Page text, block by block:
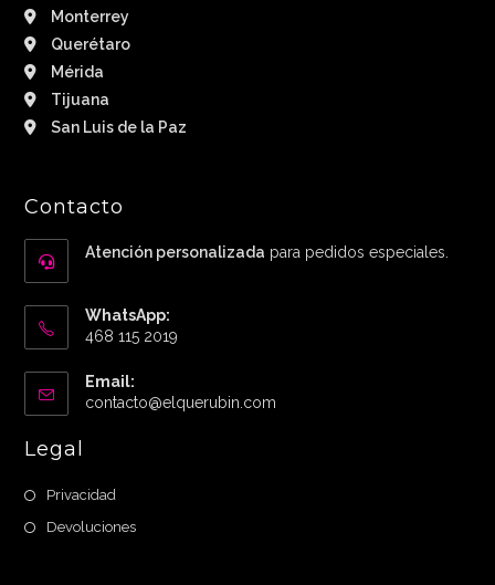
Monterrey
Querétaro
Mérida
Tijuana
San Luis de la Paz
Contacto
Atención personalizada para pedidos especiales.
WhatsApp:
468 115 2019
Email:
contacto@elquerubin.com
Legal
Privacidad
Devoluciones